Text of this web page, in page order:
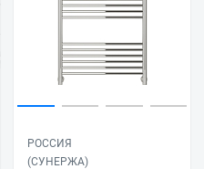
РОССИЯ
(СУНЕРЖА)